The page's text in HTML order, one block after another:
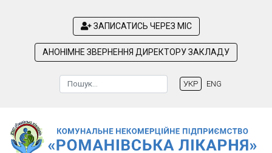
ЗАПИСАТИСЬ ЧЕРЕЗ МІС
АНОНІМНЕ ЗВЕРНЕННЯ ДИРЕКТОРУ ЗАКЛАДУ
Пошук
УКР ENG